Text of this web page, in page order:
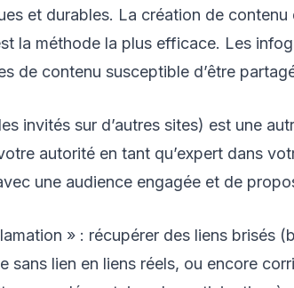
et durables. La création de
la méthode la plus efficace. Les
de contenu susceptible d’être
invités sur d’autres sites) est une
autorité en tant qu’expert dans
une audience engagée et de
» : récupérer des liens brisés
sans lien en liens réels, ou encore